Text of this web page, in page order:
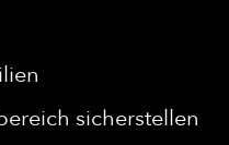
sicherstellen